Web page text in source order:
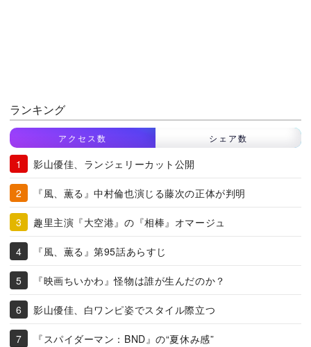
ランキング
アクセス数 シェア数
影山優佳、ランジェリーカット公開
『風、薫る』中村倫也演じる藤次の正体が判明
趣里主演『大空港』の『相棒』オマージュ
『風、薫る』第95話あらすじ
『映画ちいかわ』怪物は誰が生んだのか？
影山優佳、白ワンピ姿でスタイル際立つ
『スパイダーマン：BND』の“夏休み感”